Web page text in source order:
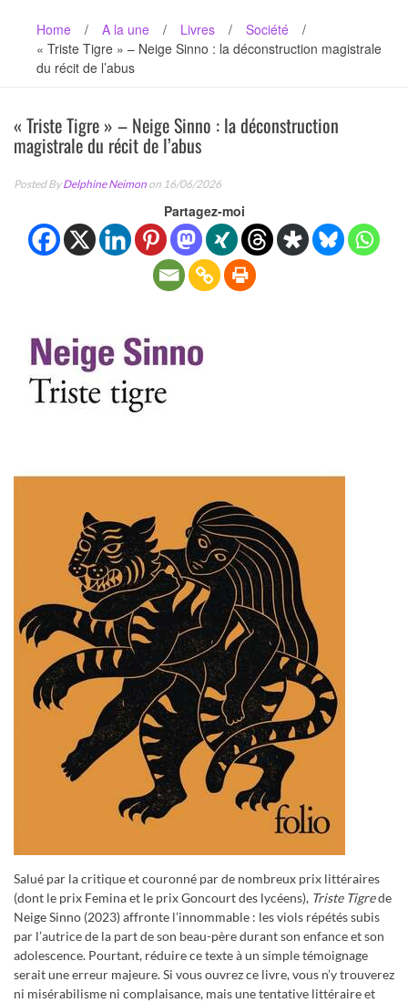
Home / A la une / Livres / Société
/
« Triste Tigre » – Neige Sinno : la déconstruction magistrale
du récit de l’abus
« Triste Tigre » – Neige Sinno : la déconstruction
magistrale du récit de l’abus
Posted ByDelphine Neimon on 16/06/2026
Partagez-moi
Salué par la critique et couronné par de nombreux prix littéraires
(dont le prix Femina et le prix Goncourt des lycéens), Triste Tigrede
Neige Sinno (2023) affronte l’innommable : les viols répétés subis
par l’autrice de la part de son beau-père durant son enfance et son
adolescence. Pourtant, réduire ce texte à un simple témoignage
serait une erreur majeure. Si vous ouvrez ce livre, vous n’y trouverez
ni misérabilisme ni complaisance, mais une tentative littéraire et